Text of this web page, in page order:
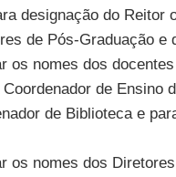
designação do Reitor
de Pós-Graduação e
os nomes dos
de Ensino
de Biblioteca e
os nomes dos